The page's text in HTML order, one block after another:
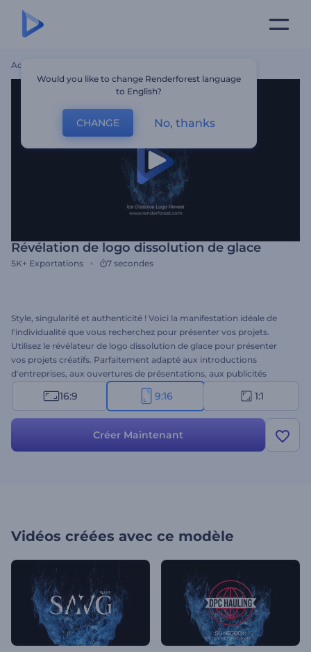
Accueil
Révélation de logo dissolution de glace
5K+ Exportations 7 secondes
Style, singularité et authenticité ! Voici la manifestation idéale de
l'individualité que vous recherchez pour présenter vos projets.
Utilisez le révélateur de logo dissolution de glace pour présenter
vos projets créatifs. Parfaitement adapté aux introductions
d'entreprises, aux ouvertures de présentations, aux publicités
télévisées et à d'autres projets de marque. Vous êtes promis au
succès en construisant une identité de marque forte avec ce logo
16:9 9:16 1:1
Créer Maintenant
Vidéos créées avec ce modèle
Would you like to change Renderforest language
to English?
CHANGE No, thanks